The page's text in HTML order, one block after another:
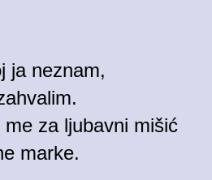
ja neznam,
me za ljubavni mišić
marke.